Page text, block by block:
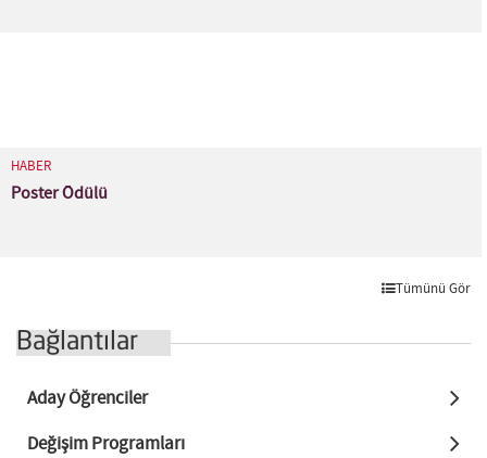
HABER
Poster Ödülü
Tümünü Gör
Bağlantılar
Aday Öğrenciler
Değişim Programları